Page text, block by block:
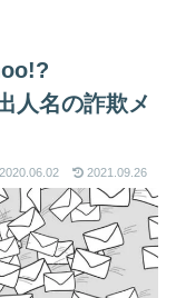
人名の詐欺メ
2020.06.02 2021.09.26